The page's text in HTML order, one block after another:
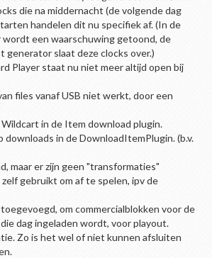
die na middernacht (de volgende dag
handelen dit nu specifiek af. (In de
een waarschuwing getoond, de
generator slaat deze clocks over.)
Player staat nu niet meer altijd open bij
files vanaf USB niet werkt, door een
in de Item download plugin.
in de DownloadItemPlugin. (b.v.
maar er zijn geen "transformaties"
gebruikt om af te spelen, ipv de
om commercialblokken voor de
dag ingeladen wordt, voor playout.
Zo is het wel of niet kunnen afsluiten